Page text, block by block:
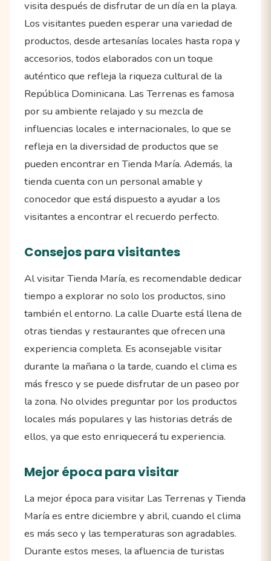
visita después de disfrutar de un día en la playa.
Los visitantes pueden esperar una variedad de
productos, desde artesanías locales hasta ropa y
accesorios, todos elaborados con un toque
auténtico que refleja la riqueza cultural de la
República Dominicana. Las Terrenas es famosa
por su ambiente relajado y su mezcla de
influencias locales e internacionales, lo que se
refleja en la diversidad de productos que se
pueden encontrar en Tienda María. Además, la
tienda cuenta con un personal amable y
conocedor que está dispuesto a ayudar a los
visitantes a encontrar el recuerdo perfecto.
Consejos para visitantes
Al visitar Tienda María, es recomendable dedicar
tiempo a explorar no solo los productos, sino
también el entorno. La calle Duarte está llena de
otras tiendas y restaurantes que ofrecen una
experiencia completa. Es aconsejable visitar
durante la mañana o la tarde, cuando el clima es
más fresco y se puede disfrutar de un paseo por
la zona. No olvides preguntar por los productos
locales más populares y las historias detrás de
ellos, ya que esto enriquecerá tu experiencia.
Mejor época para visitar
La mejor época para visitar Las Terrenas y Tienda
María es entre diciembre y abril, cuando el clima
es más seco y las temperaturas son agradables.
Durante estos meses, la afluencia de turistas